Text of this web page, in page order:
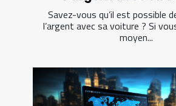
Savez-vous qu’il est possible
l’argent avec sa voiture ? Si
moyen...